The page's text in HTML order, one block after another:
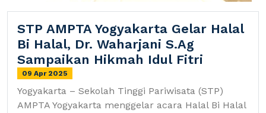
STP AMPTA Yogyakarta Gelar Halal
Bi Halal, Dr. Waharjani S.Ag
Sampaikan Hikmah Idul Fitri
09 Apr 2025
Yogyakarta – Sekolah Tinggi Pariwisata (STP)
AMPTA Yogyakarta menggelar acara Halal Bi Halal